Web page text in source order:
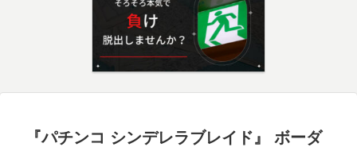
『パチンコ シンデレラブレイド』 ボーダ